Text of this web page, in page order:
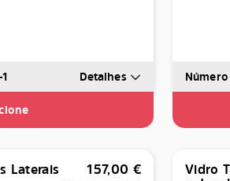
Detalhes
Laterais
157,00 €
Vidro